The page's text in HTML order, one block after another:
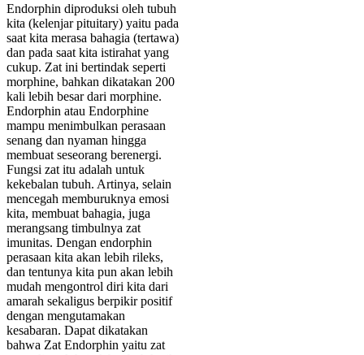
Endorphin diproduksi oleh tubuh
kita (kelenjar pituitary) yaitu pada
saat kita merasa bahagia (tertawa)
dan pada saat kita istirahat yang
cukup. Zat ini bertindak seperti
morphine, bahkan dikatakan 200
kali lebih besar dari morphine.
Endorphin atau Endorphine
mampu menimbulkan perasaan
senang dan nyaman hingga
membuat seseorang berenergi.
Fungsi zat itu adalah untuk
kekebalan tubuh. Artinya, selain
mencegah memburuknya emosi
kita, membuat bahagia, juga
merangsang timbulnya zat
imunitas. Dengan endorphin
perasaan kita akan lebih rileks,
dan tentunya kita pun akan lebih
mudah mengontrol diri kita dari
amarah sekaligus berpikir positif
dengan mengutamakan
kesabaran. Dapat dikatakan
bahwa Zat Endorphin yaitu zat